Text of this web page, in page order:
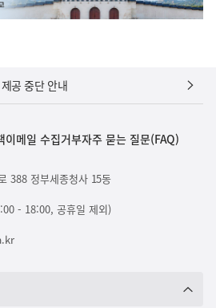
공 중단 안내
이메일 수집거부자주 묻는 질문(FAQ)
388 정부세종청사 15동
- 18:00, 공휴일 제외)